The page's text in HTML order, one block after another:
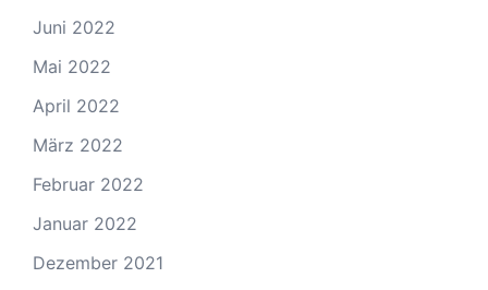
Juni 2022
Mai 2022
April 2022
März 2022
Februar 2022
Januar 2022
Dezember 2021